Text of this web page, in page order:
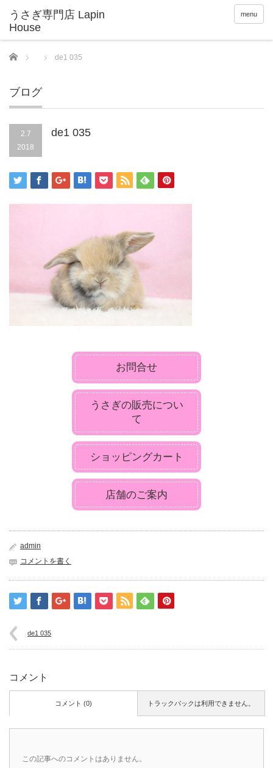
menu
Home de1 035
ブログ
2.7
2018
de1 035
お問合せ
うさぎの販売につい
て
ショッピングカート
店舗のご案内
admin
コメントを書く
de1 035
コメント
トラックバックは利用できません。
コメント (0)
この記事へのコメントはありません。